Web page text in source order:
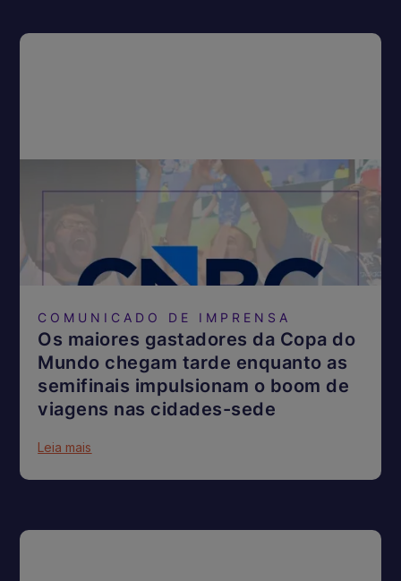
COMUNICADO DE IMPRENSA
Os maiores gastadores da Copa do
Mundo chegam tarde enquanto as
semifinais impulsionam o boom de
viagens nas cidades-sede
Leia mais